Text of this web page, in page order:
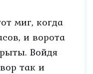
миг, когда
и ворота
Войдя
так и